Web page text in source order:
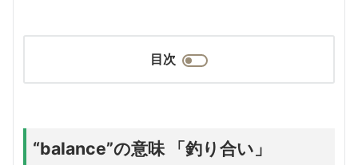
目次
“balance”の意味 「釣り合い」